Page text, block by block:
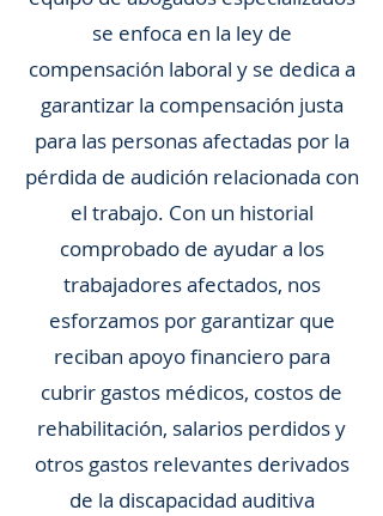
se enfoca en la ley de
compensación laboral y se dedica a
garantizar la compensación justa
para las personas afectadas por la
pérdida de audición relacionada con
el trabajo. Con un historial
comprobado de ayudar a los
trabajadores afectados, nos
esforzamos por garantizar que
reciban apoyo financiero para
cubrir gastos médicos, costos de
rehabilitación, salarios perdidos y
otros gastos relevantes derivados
de la discapacidad auditiva